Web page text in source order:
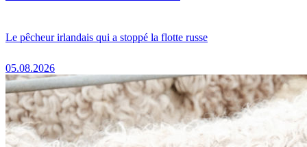
Le pêcheur irlandais qui a stoppé la flotte russe
05.08.2026